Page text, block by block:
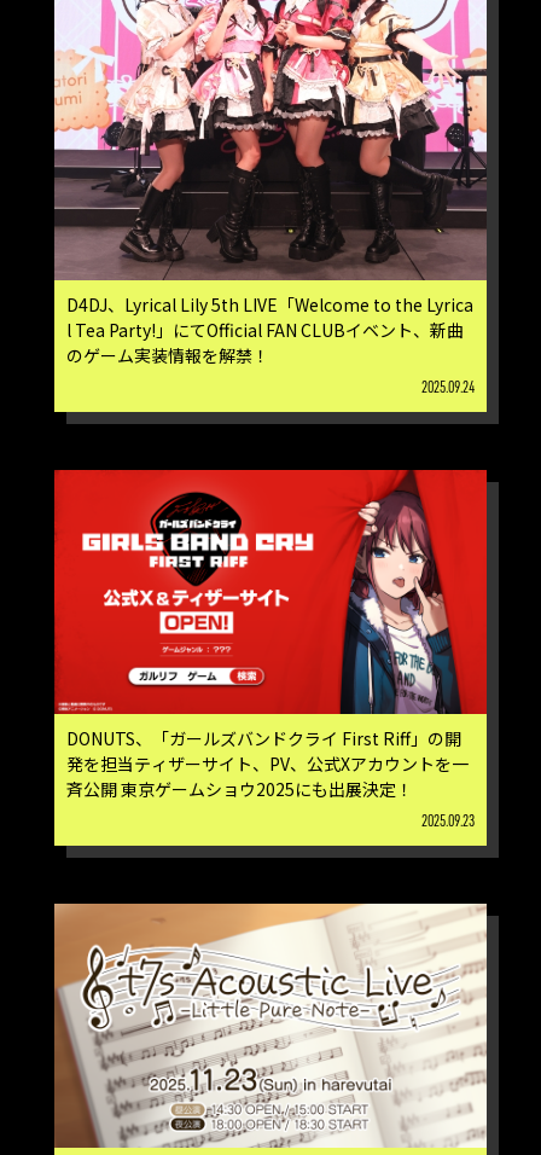
D4DJ、Lyrical Lily 5th LIVE「Welcome to the Lyrica
l Tea Party!」にてOfficial FAN CLUBイベント、新曲
のゲーム実装情報を解禁！
2025.09.24
DONUTS、「ガールズバンドクライ First Riff」の開
発を担当ティザーサイト、PV、公式Xアカウントを一
斉公開 東京ゲームショウ2025にも出展決定！
2025.09.23